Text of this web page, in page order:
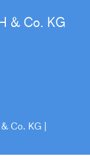
& Co. KG
Co. KG |